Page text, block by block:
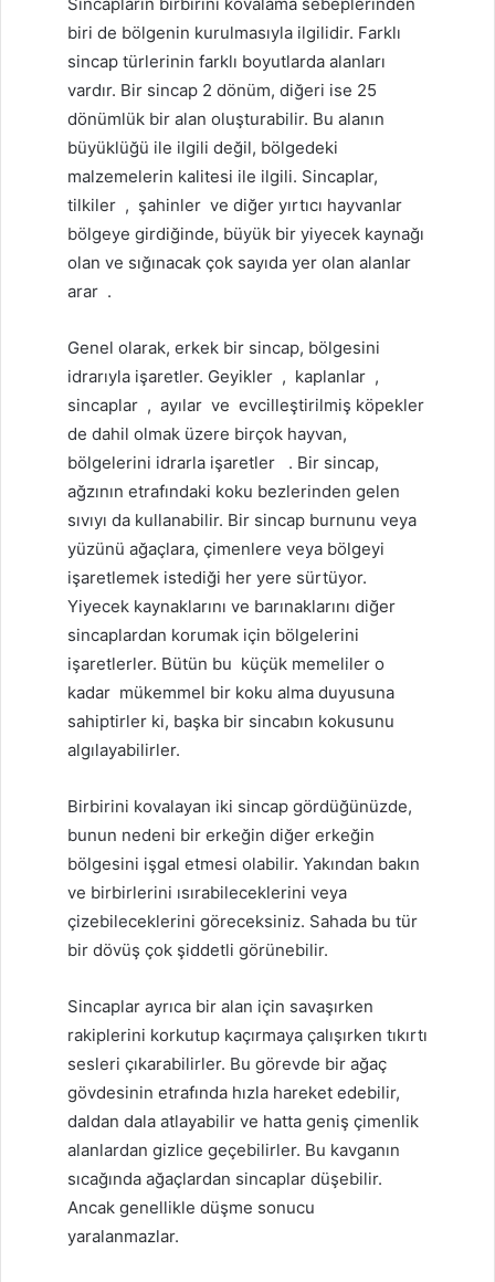
biri de bölgenin kurulmasıyla ilgilidir. Farklı
sincap türlerinin farklı boyutlarda alanları
vardır. Bir sincap 2 dönüm, diğeri ise 25
dönümlük bir alan oluşturabilir. Bu alanın
büyüklüğü ile ilgili değil, bölgedeki
malzemelerin kalitesi ile ilgili. Sincaplar,
tilkiler , şahinler ve diğer yırtıcı hayvanlar
bölgeye girdiğinde, büyük bir yiyecek kaynağı
olan ve sığınacak çok sayıda yer olan alanlar
arar .
Genel olarak, erkek bir sincap, bölgesini
idrarıyla işaretler. Geyikler , kaplanlar ,
sincaplar , ayılar ve evcilleştirilmiş köpekler
de dahil olmak üzere birçok hayvan,
bölgelerini idrarla işaretler
. Bir sincap,
ağzının etrafındaki koku bezlerinden gelen
sıvıyı da kullanabilir. Bir sincap burnunu veya
yüzünü ağaçlara, çimenlere veya bölgeyi
işaretlemek istediği her yere sürtüyor.
Yiyecek kaynaklarını ve barınaklarını diğer
sincaplardan korumak için bölgelerini
işaretlerler. Bütün bu küçük memeliler o
kadar mükemmel bir koku alma duyusuna
sahiptirler ki, başka bir sincabın kokusunu
algılayabilirler.
Birbirini kovalayan iki sincap gördüğünüzde,
bunun nedeni bir erkeğin diğer erkeğin
bölgesini işgal etmesi olabilir. Yakından bakın
ve birbirlerini ısırabileceklerini veya
çizebileceklerini göreceksiniz. Sahada bu tür
bir dövüş çok şiddetli görünebilir.
Sincaplar ayrıca bir alan için savaşırken
rakiplerini korkutup kaçırmaya çalışırken tıkırtı
sesleri çıkarabilirler. Bu görevde bir ağaç
gövdesinin etrafında hızla hareket edebilir,
daldan dala atlayabilir ve hatta geniş çimenlik
alanlardan gizlice geçebilirler. Bu kavganın
sıcağında ağaçlardan sincaplar düşebilir.
Ancak genellikle düşme sonucu
yaralanmazlar.